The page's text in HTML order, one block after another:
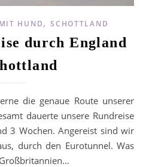
HUND,SCHOTTLAND
durch England
dauerte unsere Rundreise
3 Wochen. Angereist sind wir
durch den Eurotunnel. Was